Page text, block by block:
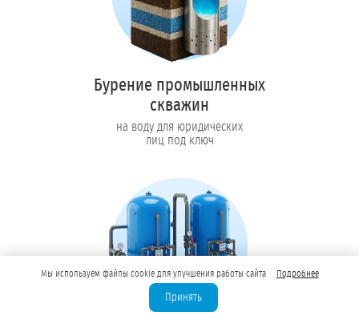
Бурение промышленных
скважин
на воду для юридических
лиц под ключ
Мы используем файлы cookie для улучшения работы сайта Подробнее
Принять